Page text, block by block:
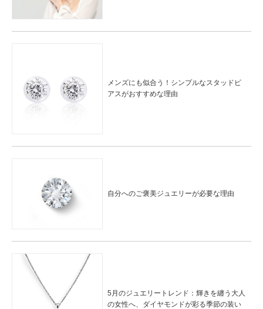
メンズにも似合う！シンプルなスタッドピ
アスがおすすめな理由
自分へのご褒美ジュエリーが必要な理由
5月のジュエリートレンド：輝きを纏う大人
の女性へ、ダイヤモンドが彩る季節の装い